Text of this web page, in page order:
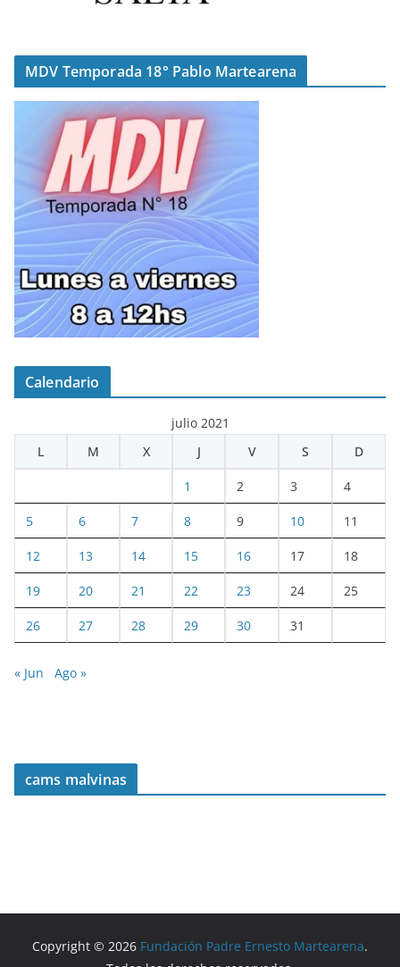
MDV Temporada 18° Pablo Martearena
Calendario
julio 2021
L
M X J V S D
1 2 3 4
5 6 7 8 9 10 11
12 13 14 15 16 17 18
19 20 21 22 23 24 25
26 27 28 29 30 31
« Jun Ago »
cams malvinas
Copyright © 2026 Fundación Padre Ernesto Martearena.